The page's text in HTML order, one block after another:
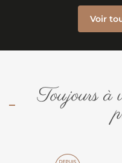
Voir
Toujours à